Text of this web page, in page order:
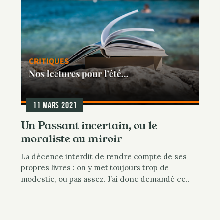
11 mars 2021
Un Passant incertain, ou le
moraliste au miroir
La décence interdit de rendre compte de ses
propres livres : on y met toujours trop de
modestie, ou pas assez. J’ai donc demandé ce..